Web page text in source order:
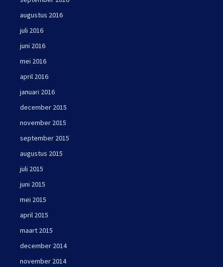
augustus 2016
juli 2016
juni 2016
mei 2016
april 2016
januari 2016
december 2015
november 2015
september 2015
augustus 2015
juli 2015
juni 2015
mei 2015
april 2015
maart 2015
december 2014
november 2014